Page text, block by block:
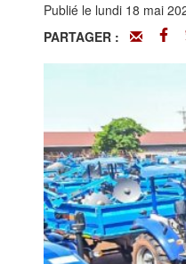
Publié le lundi 18 mai
PARTAGER :